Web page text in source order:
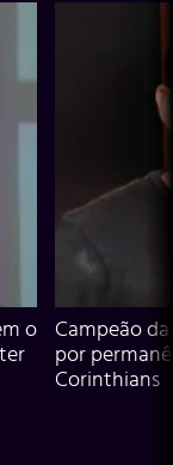
o
Campeão
por
Corinthians